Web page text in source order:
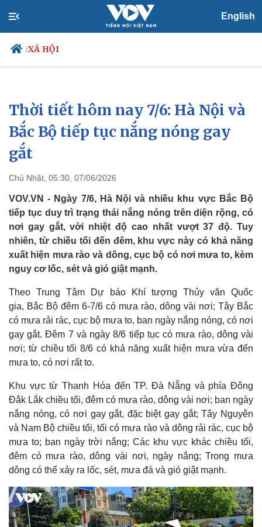
English
/XÃ HỘI
Chính trị
Đảng
Tổ chức nhân sự
Quốc hội
Nhận diện sự thật
Xã hội
Dự báo thời tiết
Thời tiết hôm nay 7/6: Hà Nội và
Bắc Bộ tiếp tục nắng nóng gay
gắt
Chủ Nhật, 05:30, 07/06/2026
VOV.VN - Ngày 7/6, Hà Nội và nhiều khu vực Bắc Bộ
tiếp tục duy trì trạng thái nắng nóng trên diện rộng, có
nơi gay gắt, với nhiệt độ cao nhất vượt 37 độ. Tuy
nhiên, từ chiều tối đến đêm, khu vực này có khả năng
xuất hiện mưa rào và dông, cục bộ có nơi mưa to, kèm
nguy cơ lốc, sét và gió giật mạnh.
Theo Trung Tâm Dự báo Khí tượng Thủy văn Quốc
gia, Bắc Bộ đêm 6-7/6 có mưa rào, dông vài nơi; Tây Bắc
có mưa rải rác, cục bộ mưa to, ban ngày nắng nóng, có nơi
gay gắt. Đêm 7 và ngày 8/6 tiếp tục có mưa rào, dông vài
nơi; từ chiều tối 8/6 có khả năng xuất hiện mưa vừa đến
mưa to, có nơi rất to.
Khu vực từ Thanh Hóa đến TP. Đà Nẵng và phía Đông
Đắk Lắk chiều tối, đêm có mưa rào, dông vài nơi; ban ngày
nắng nóng, có nơi gay gắt, đặc biệt gay gắt; Tây Nguyên
và Nam Bộ chiều tối, tối có mưa rào và dông rải rác, cục bộ
mưa to; ban ngày trời nắng; Các khu vực khác chiều tối,
đêm có mưa rào, dông vài nơi, ngày nắng; Trong mưa
dông có thể xảy ra lốc, sét, mưa đá và gió giật mạnh.